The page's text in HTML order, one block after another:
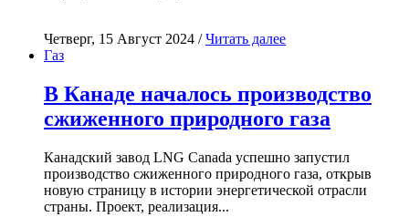
Четверг, 15 Август 2024 /Читать далее
Газ
В Канаде началось производство
сжиженного природного газа
Канадский завод LNG Canada успешно запустил
производство сжиженного природного газа, открыв
новую страницу в истории энергетической отрасли
страны. Проект, реализация...